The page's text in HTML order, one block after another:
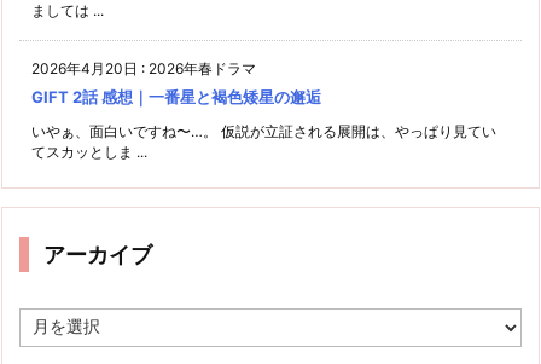
ましては ...
2026年4月20日 : 2026年春ドラマ
GIFT 2話 感想｜一番星と褐色矮星の邂逅
いやぁ、面白いですね〜…。 仮説が立証される展開は、やっぱり見てい
てスカッとしま ...
アーカイブ
ー